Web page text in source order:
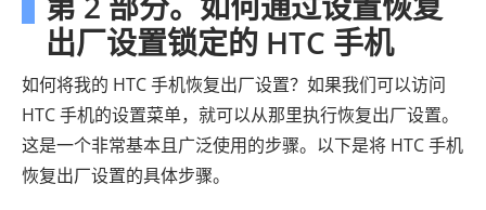
出厂设置锁定的 HTC 手机
如何将我的 HTC 手机恢复出厂设置？如果我们可以访问
HTC 手机的设置菜单，就可以从那里执行恢复出厂设置。
这是一个非常基本且广泛使用的步骤。以下是将 HTC 手机
恢复出厂设置的具体步骤。